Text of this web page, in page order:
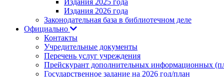
Издания 2025 года
Издания 2026 года
Законодательная база в библиотечном деле
Официально
Контакты
Учредительные документы
Перечень услуг учреждения
Прейскурант дополнительных информационных
Государственное задание на 2026 год/план